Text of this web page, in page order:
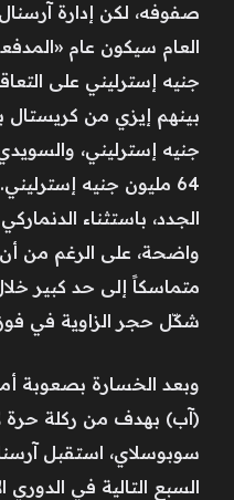
صفوفه، لكن إدارة
جنيه إسترليني على
جنيه إسترليني،
64 مليون جنيه
الجدد، باستثناء
واضحة، على الرغم من
متماسكاً إلى حد كبير
شكّل حجر الزاوية في
وبعد الخسارة بصعوبة
(آب) بهدف من ركلة حرة
سوبوسلاي، استقبل
السبع التالية في الدوري